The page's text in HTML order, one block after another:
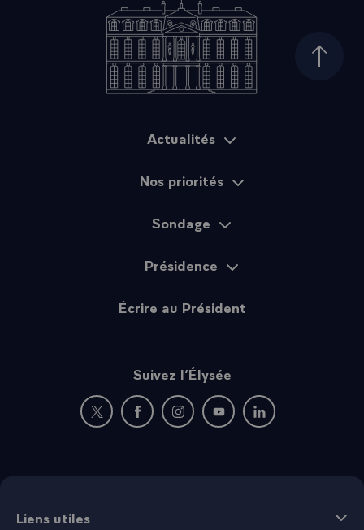
Haut
Actualités
Nos priorités
Sondage
Présidence
Écrire au Président
Suivez l’Élysée
Nouvelle fenêtre : rejoignez-nous sur Twitter
Nouvelle fenêtre : rejoignez-nous sur
Nouvelle fenêtre : rejoignez-nous
Nouvelle fenêtre :
Nouvelle fenêtre :
Liens utiles